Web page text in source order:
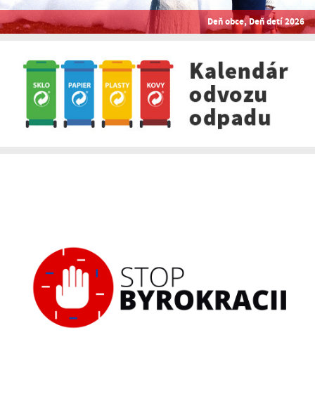
Deň obce, Deň detí 2026